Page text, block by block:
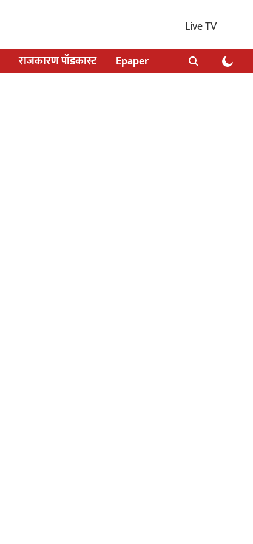
Live TV
राजकारण पॉडकास्ट Epaper